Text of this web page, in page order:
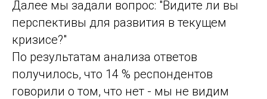
Далее мы задали вопрос: "Видите ли вы
перспективы для развития в текущем
кризисе?"
По результатам анализа ответов
получилось, что 14 % респондентов
говорили о том, что нет - мы не видим